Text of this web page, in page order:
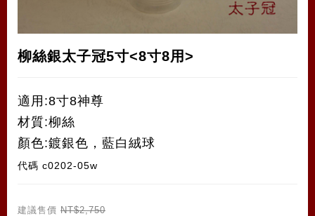
柳絲銀太子冠5寸<8寸8用>
適用:8寸8神尊
材質:柳絲
顏色:鍍銀色，藍白絨球
代碼 c0202-05w
建議售價 NT$2,750